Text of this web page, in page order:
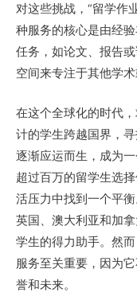
对这些挑战，“留学作
种服务的核心是由经
任务，如论文、报告
空间来专注于其他学术
在这个全球化的时代
计的学生跨越国界，
逐渐应运而生，成为
超过百万的留学生选
活压力中找到一个平
英国、澳大利亚和加
学生的得力助手。然
服务至关重要，因为
誉和未来。